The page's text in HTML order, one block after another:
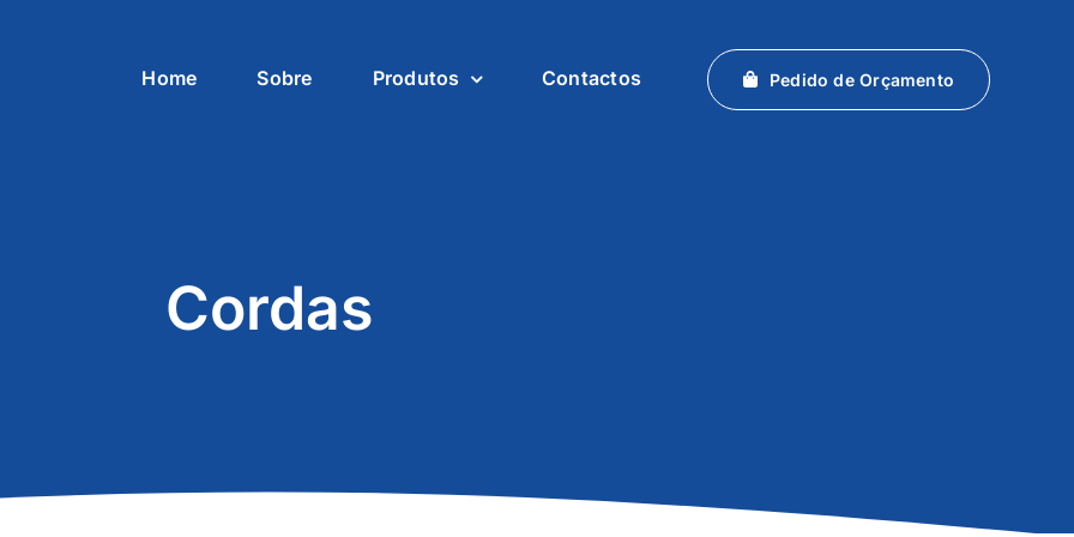
Home Sobre Produtos Contactos Pedido de Orçamento
Cordas